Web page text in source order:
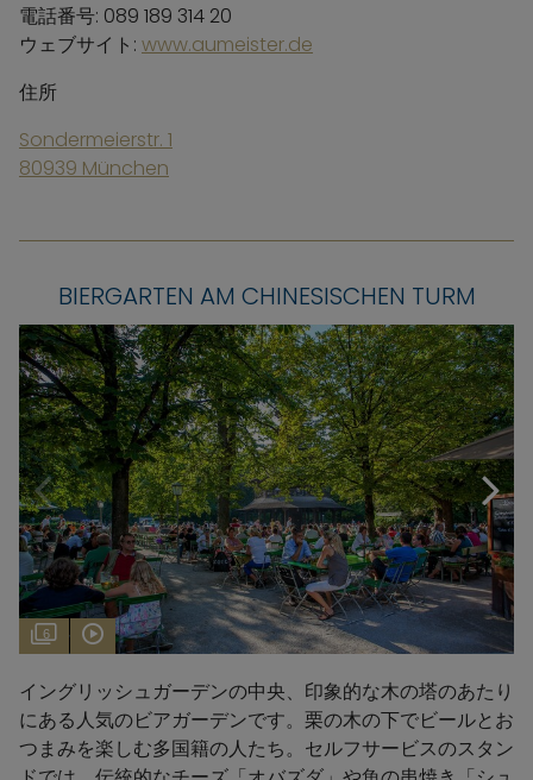
電話番号: 089 189 314 20
ウェブサイト: www.aumeister.de
住所
Sondermeierstr. 1
80939 München
BIERGARTEN AM CHINESISCHEN TURM
6
イングリッシュガーデンの中央、印象的な木の塔のあたり
にある人気のビアガーデンです。栗の木の下でビールとお
つまみを楽しむ多国籍の人たち。セルフサービスのスタン